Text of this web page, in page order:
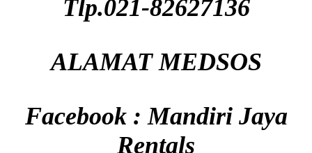
Tlp.021-82627136
ALAMAT MEDSOS
Facebook : Mandiri Jaya
Rentals